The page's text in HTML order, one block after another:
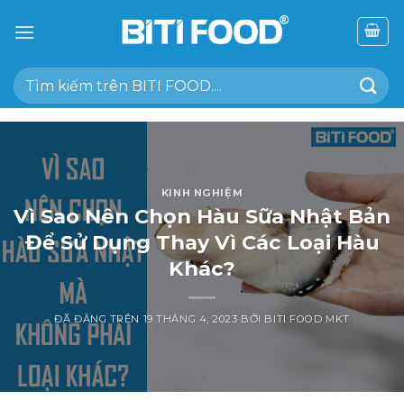
đến
dung
Tìm
kiếm:
KINH NGHIỆM
Vì Sao Nên Chọn Hàu Sữa Nhật Bản
Để Sử Dụng Thay Vì Các Loại Hàu
Khác?
ĐÃ ĐĂNG TRÊN 19 THÁNG 4, 2023 BỞI BITI FOOD MKT